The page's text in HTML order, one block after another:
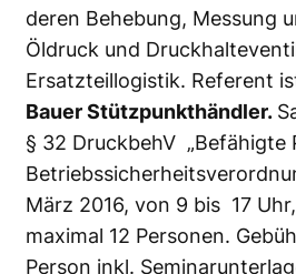
deren Behebung, Messung
Öldruck und
Ersatzteillogistik. Referent
Bauer Stützpunkthändler.
§ 32 DruckbehV „Befähigte
März 2016, von 9 bis 17
maximal 12 Personen.
Person inkl.